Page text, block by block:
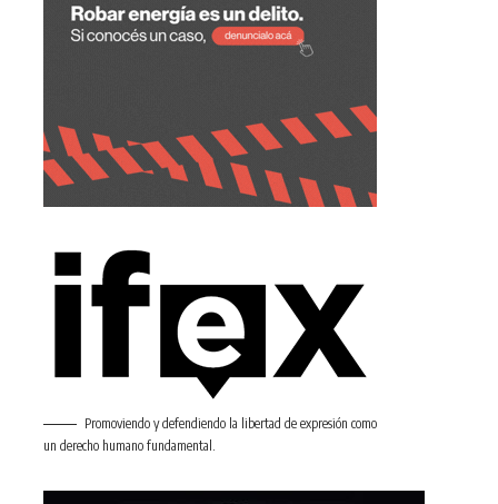
Promoviendo y defendiendo la libertad de expresión como
un derecho humano fundamental.